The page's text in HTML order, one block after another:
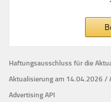
Haftungsausschluss für die
Aktualisierung am 14.04.2026 /
Advertising API